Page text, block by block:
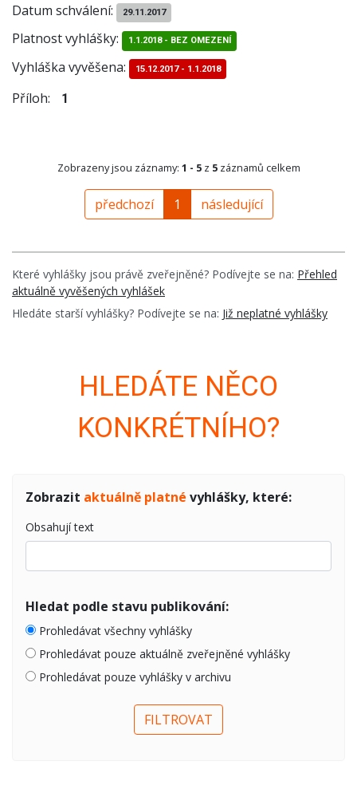
Datum schválení: 29.11.2017
Platnost vyhlášky: 1.1.2018 - BEZ OMEZENÍ
Vyhláška vyvěšena: 15.12.2017- 1.1.2018
Příloh: 1
Zobrazeny jsou záznamy: 1 - 5z 5záznamů celkem
předchozí 1 následující
Které vyhlášky jsou právě zveřejněné? Podívejte se na: Přehled
aktuálně vyvěšených vyhlášek
Hledáte starší vyhlášky? Podívejte se na: Již neplatné vyhlášky
HLEDÁTE NĚCO
KONKRÉTNÍHO?
Zobrazit aktuálně platné vyhlášky, které:
Obsahují text
Hledat podle stavu publikování:
Prohledávat všechny vyhlášky
Prohledávat pouze aktuálně zveřejněné vyhlášky
Prohledávat pouze vyhlášky v archivu